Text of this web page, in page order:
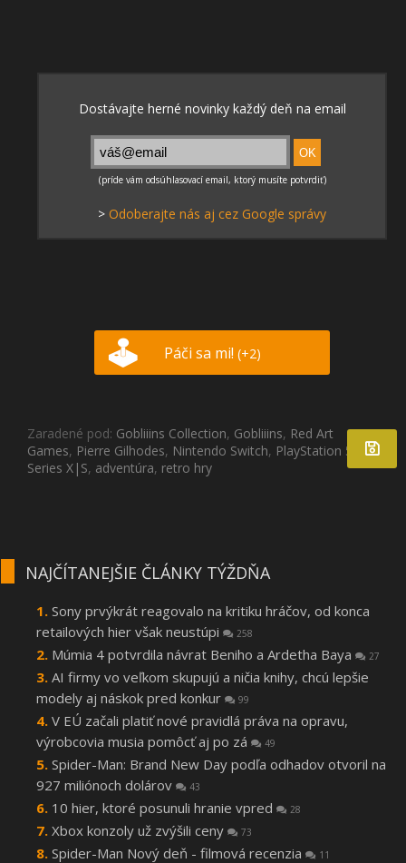
> Odoberajte nás aj cez Google správy
Páči sa mi! (+2)
Zaradené pod: Gobliiins Collection, Gobliiins, Red Art
Games, Pierre Gilhodes, Nintendo Switch, PlayStation 5
Xbox
Series X|S, adventúra, retro hry
NAJČÍTANEJŠIE ČLÁNKY TÝŽDŇA
Sony prvýkrát reagovalo na kritiku hráčov, od konca
retailových hier však neustúpi
258
Múmia 4 potvrdila návrat Beniho a Ardetha Baya 27
AI firmy vo veľkom skupujú a ničia knihy, chcú lepšie
modely aj náskok pred konkur
99
V EÚ začali platiť nové pravidlá práva na opravu,
výrobcovia musia pomôcť aj po zá
49
Spider-Man: Brand New Day podľa odhadov otvoril na
927 miliónoch dolárov
43
10 hier, ktoré posunuli hranie vpred 28
Xbox konzoly už zvýšili ceny 73
Spider-Man Nový deň - filmová recenzia 11